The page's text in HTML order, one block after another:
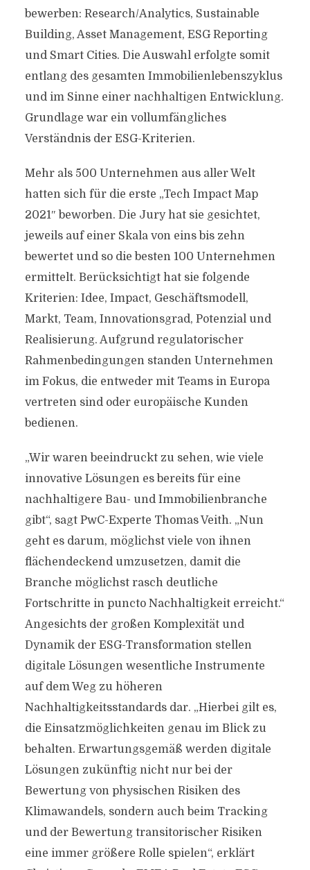
bewerben: Research/Analytics, Sustainable
Building, Asset Management, ESG Reporting
und Smart Cities. Die Auswahl erfolgte somit
entlang des gesamten Immobilienlebenszyklus
und im Sinne einer nachhaltigen Entwicklung.
Grundlage war ein vollumfängliches
Verständnis der ESG-Kriterien.
Mehr als 500 Unternehmen aus aller Welt
hatten sich für die erste „Tech Impact Map
2021″ beworben. Die Jury hat sie gesichtet,
jeweils auf einer Skala von eins bis zehn
bewertet und so die besten 100 Unternehmen
ermittelt. Berücksichtigt hat sie folgende
Kriterien: Idee, Impact, Geschäftsmodell,
Markt, Team, Innovationsgrad, Potenzial und
Realisierung. Aufgrund regulatorischer
Rahmenbedingungen standen Unternehmen
im Fokus, die entweder mit Teams in Europa
vertreten sind oder europäische Kunden
bedienen.
„Wir waren beeindruckt zu sehen, wie viele
innovative Lösungen es bereits für eine
nachhaltigere Bau- und Immobilienbranche
gibt“, sagt PwC-Experte Thomas Veith. „Nun
geht es darum, möglichst viele von ihnen
flächendeckend umzusetzen, damit die
Branche möglichst rasch deutliche
Fortschritte in puncto Nachhaltigkeit erreicht.“
Angesichts der großen Komplexität und
Dynamik der ESG-Transformation stellen
digitale Lösungen wesentliche Instrumente
auf dem Weg zu höheren
Nachhaltigkeitsstandards dar. „Hierbei gilt es,
die Einsatzmöglichkeiten genau im Blick zu
behalten. Erwartungsgemäß werden digitale
Lösungen zukünftig nicht nur bei der
Bewertung von physischen Risiken des
Klimawandels, sondern auch beim Tracking
und der Bewertung transitorischer Risiken
eine immer größere Rolle spielen“, erklärt